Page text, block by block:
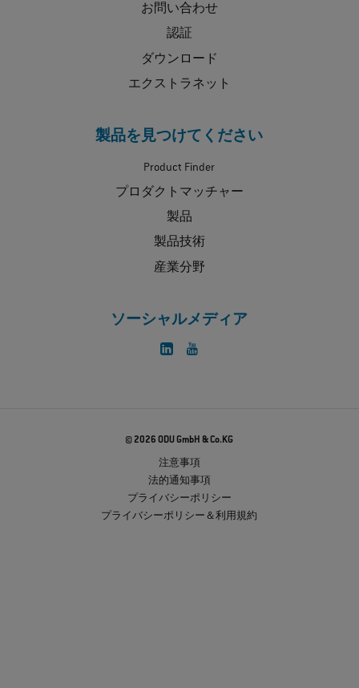
お問い合わせ
認証
ダウンロード
エクストラネット
製品を見つけてください
Product Finder
プロダクトマッチャー
製品
製品技術
産業分野
ソーシャルメディア
© 2026 ODU GmbH & Co.KG
注意事項
法的通知事項
プライバシーポリシー
プライバシーポリシー＆利用規約